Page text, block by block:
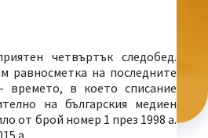
четвъртък следобед.
равносметка на последните
в което списание
на българския медиен
от брой номер 1 през 1998 а.
а.